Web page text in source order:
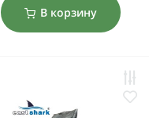
В корзину